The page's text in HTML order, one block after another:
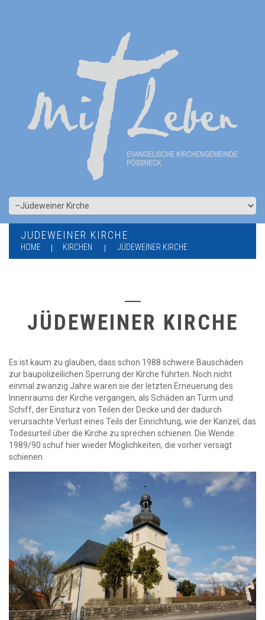
JÜDEWEINER KIRCHE
HOME KIRCHEN JÜDEWEINER KIRCHE
JÜDEWEINER KIRCHE
Es ist kaum zu glauben, dass schon 1988 schwere Bauschäden
zur baupolizeilichen Sperrung der Kirche führten. Noch nicht
einmal zwanzig Jahre waren sie der letzten Erneuerung des
Innenraums der Kirche vergangen, als Schäden an Turm und
Schiff, der Einsturz von Teilen der Decke und der dadurch
verursachte Verlust eines Teils der Einrichtung, wie der Kanzel, das
Todesurteil über die Kirche zu sprechen schienen. Die Wende
1989/90 schuf hier wieder Möglichkeiten, die vorher versagt
schienen.